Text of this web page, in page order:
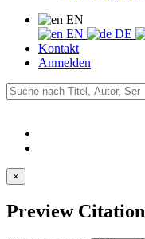
EN
EN
DE
Kontakt
Anmelden
×
Preview Citation